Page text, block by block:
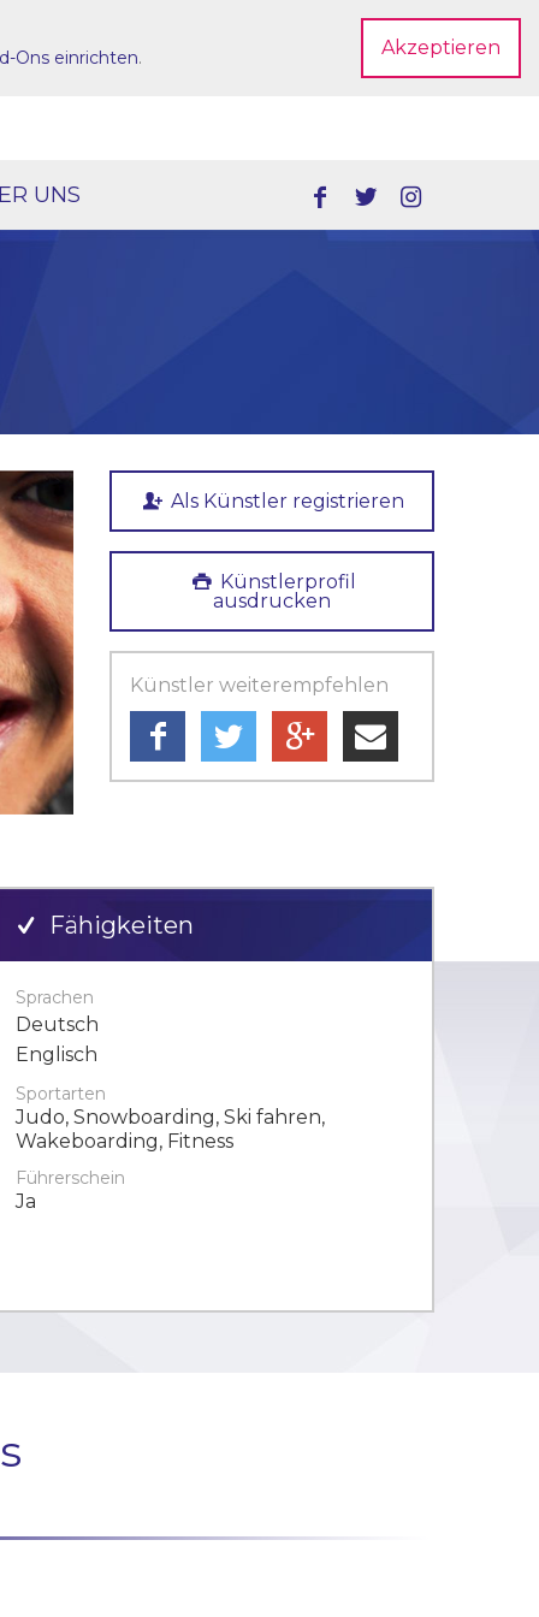
Dein Account
UNS
Als Künstler registrieren
Künstlerprofil
ausdrucken
Künstler weiterempfehlen
Fähigkeiten
Sprachen
Deutsch
Englisch
Sportarten
Judo, Snowboarding, Ski fahren,
Wakeboarding, Fitness
Führerschein
Ja
Akzeptieren
Ons einrichten.